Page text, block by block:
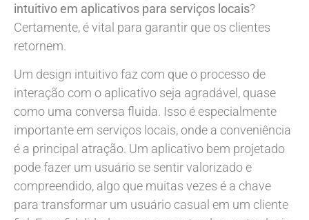
intuitivo em aplicativos para serviços locais?
Certamente, é vital para garantir que os clientes
retornem.
Um design intuitivo faz com que o processo de
interação com o aplicativo seja agradável, quase
como uma conversa fluida. Isso é especialmente
importante em serviços locais, onde a conveniência
é a principal atração. Um aplicativo bem projetado
pode fazer um usuário se sentir valorizado e
compreendido, algo que muitas vezes é a chave
para transformar um usuário casual em um cliente